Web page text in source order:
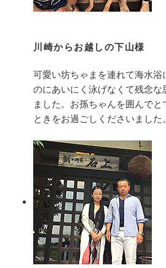
川崎からお越しの下山様
可愛い坊ちゃまを連れて海水浴
のにあいにく泳げなくて残念な
ました。お孫ちゃんを囲んでと
ときをお過ごしくださいました。